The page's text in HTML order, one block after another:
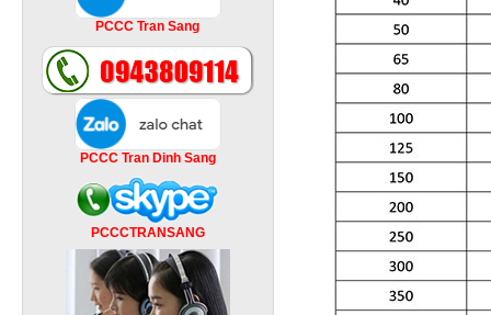
PCCC Tran Sang
PCCC Tran Dinh Sang
PCCCTRANSANG